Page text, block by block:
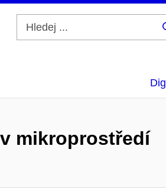
mikroprostředí